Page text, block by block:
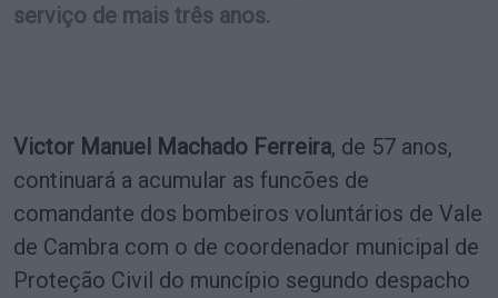
serviço de mais três anos.
Victor Manuel Machado Ferreira, de 57 anos,
continuará a acumular as funcões de
comandante dos bombeiros voluntários de Vale
de Cambra com o de coordenador municipal de
Proteção Civil do muncípio segundo despacho